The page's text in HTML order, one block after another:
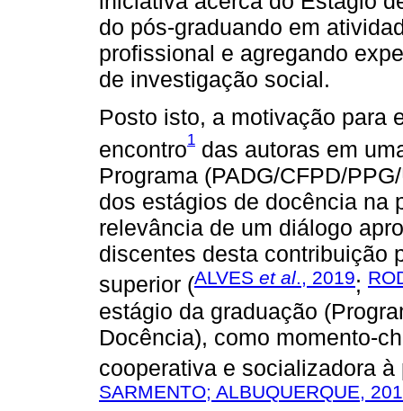
do pós-graduando em
profissional e agregando
de investigação social.
Posto isto, a motivação para
encontro1 das autoras em
Programa (PADG/CFPD/
dos estágios de docência na
relevância de um diálogo
discentes desta contribuição
superior (ALVES et al., 2019;
estágio da graduação
Docência), como momento-
cooperativa e socializadora
SARMENTO; ALBUQUERQUE,